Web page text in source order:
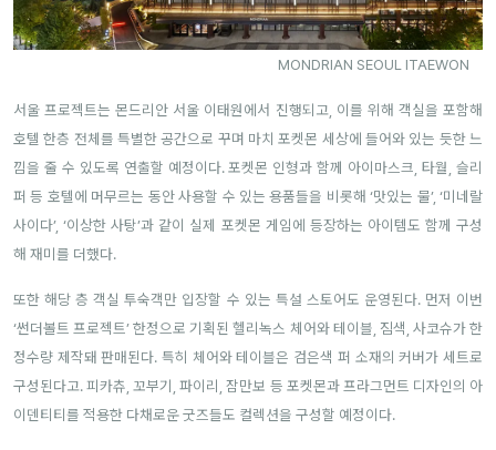
MONDRIAN SEOUL ITAEWON
서울 프로젝트는 몬드리안 서울 이태원에서 진행되고, 이를 위해 객실을 포함해
호텔 한층 전체를 특별한 공간으로 꾸며 마치 포켓몬 세상에 들어와 있는 듯한 느
낌을 줄 수 있도록 연출할 예정이다. 포켓몬 인형과 함께 아이마스크, 타월, 슬리
퍼 등 호텔에 머무르는 동안 사용할 수 있는 용품들을 비롯해 ‘맛있는 물’, ‘미네랄
사이다’, ‘이상한 사탕’과 같이 실제 포켓몬 게임에 등장하는 아이템도 함께 구성
해 재미를 더했다.
또한 해당 층 객실 투숙객만 입장할 수 있는 특설 스토어도 운영된다. 먼저 이번
‘썬더볼트 프로젝트’ 한정으로 기획된 헬리녹스 체어와 테이블, 짐색, 사코슈가 한
정수량 제작돼 판매된다. 특히 체어와 테이블은 검은색 퍼 소재의 커버가 세트로
구성된다고. 피카츄, 꼬부기, 파이리, 잠만보 등 포켓몬과 프라그먼트 디자인의 아
이덴티티를 적용한 다채로운 굿즈들도 컬렉션을 구성할 예정이다.